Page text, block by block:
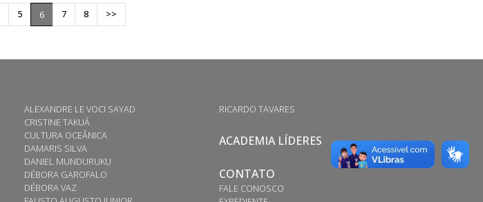
5 6 7 8 >>
ALEXANDRE LE VOCI SAYAD
CRISTINE TAKUÁ
CULTURA OCEÂNICA
DAMARIS SILVA
DANIEL MUNDURUKU
DÉBORA GAROFALO
DÉBORA VAZ
RICARDO TAVARES
ACADEMIA LÍDERES
CONTATO
FALE CONOSCO